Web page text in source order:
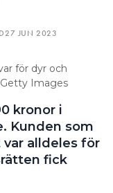
27 JUN 2023
för dyr och
Images
kronor i
Kunden som
alldeles för
fick